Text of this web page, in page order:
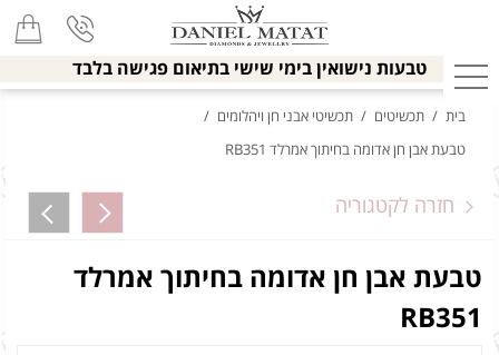
טבעות נישואין בימי שישי בתיאום פגישה בלבד
בית / תכשיטים / תכשיטי אבני חן ויהלומים /
טבעת אבן חן אדומה בחיתוך אמרלד RB351
חזרה לקטגוריה
טבעת אבן חן אדומה בחיתוך אמרלד
RB351